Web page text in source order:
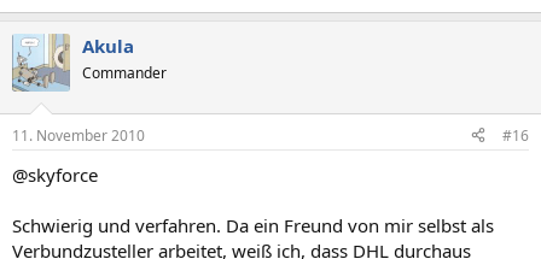
Akula
Commander
11. November 2010 #16
@skyforce
Schwierig und verfahren. Da ein Freund von mir selbst als
Verbundzusteller arbeitet, weiß ich, dass DHL durchaus